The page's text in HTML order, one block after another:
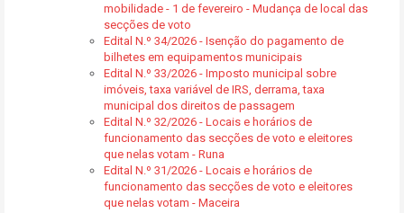
mobilidade - 1 de fevereiro - Mudança de local das
secções de voto
Edital N.º 34/2026 - Isenção do pagamento de
bilhetes em equipamentos municipais
Edital N.º 33/2026 - Imposto municipal sobre
imóveis, taxa variável de IRS, derrama, taxa
municipal dos direitos de passagem
Edital N.º 32/2026 - Locais e horários de
funcionamento das secções de voto e eleitores
que nelas votam - Runa
Edital N.º 31/2026 - Locais e horários de
funcionamento das secções de voto e eleitores
que nelas votam - Maceira